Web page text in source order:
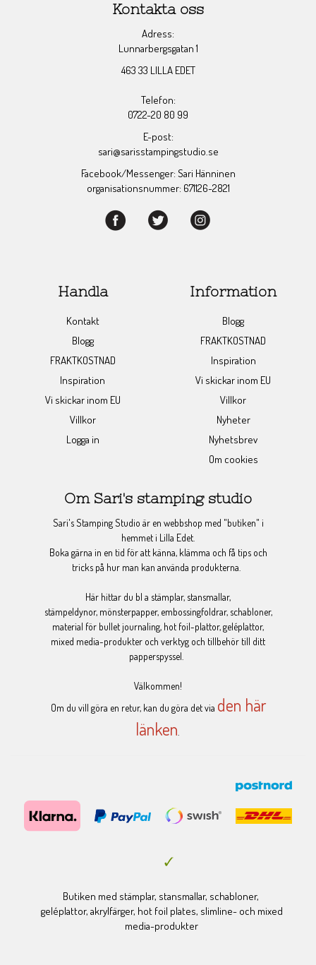
Kontakta oss
Adress:
Lunnarbergsgatan 1
463 33 LILLA EDET
Telefon:
0722-20 80 99
E-post:
sari@sarisstampingstudio.se
Facebook/Messenger: Sari Hänninen
organisationsnummer: 671126-2821
Handla
Kontakt
Blogg
FRAKTKOSTNAD
Inspiration
Vi skickar inom EU
Villkor
Logga in
Information
Blogg
FRAKTKOSTNAD
Inspiration
Vi skickar inom EU
Villkor
Nyheter
Nyhetsbrev
Om cookies
Om Sari's stamping studio
Sari's Stamping Studio är en webbshop med "butiken" i
hemmet i Lilla Edet.
Boka gärna in en tid för att känna, klämma och få tips och
tricks på hur man kan använda produkterna.
Här hittar du bl a stämplar, stansmallar,
stämpeldynor, mönsterpapper, embossingfoldrar, schabloner,
material för bullet journaling, hot foil-plattor, geléplattor,
mixed media-produkter och verktyg och tillbehör till ditt
papperspyssel.
Välkommen!
Om du vill göra en retur, kan du göra det via den här
länken.
Butiken med stämplar, stansmallar, schabloner,
geléplattor, akrylfärger, hot foil plates, slimline- och mixed
media-produkter